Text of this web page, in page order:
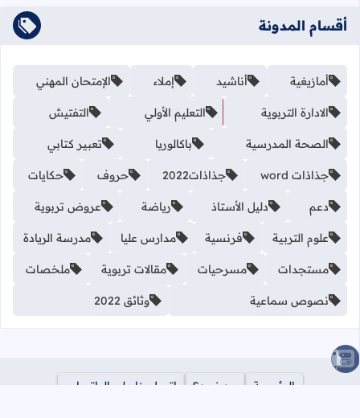
أقسام المدونة
أمازيغية أناشيد إملاء الإمتحان المهني
الادارة التربوية التعليم الأولي التفتيش
الصحة المدرسية باكالوريا تعبير كتابي
جذاذات word جذاذات2022 حروف حكايات
دعم دليل الأستاذ رياضة عروض تربوية
علوم التربية فرنسية مدارس عليا مدرسة الريادة
مستجدات مسرحيات مقالات تربوية ملخصات
نصوص سماعية وثائق 2022
الرئيسية من نحن؟
اتصل بنا على الواتساب
الصعود للأعلى